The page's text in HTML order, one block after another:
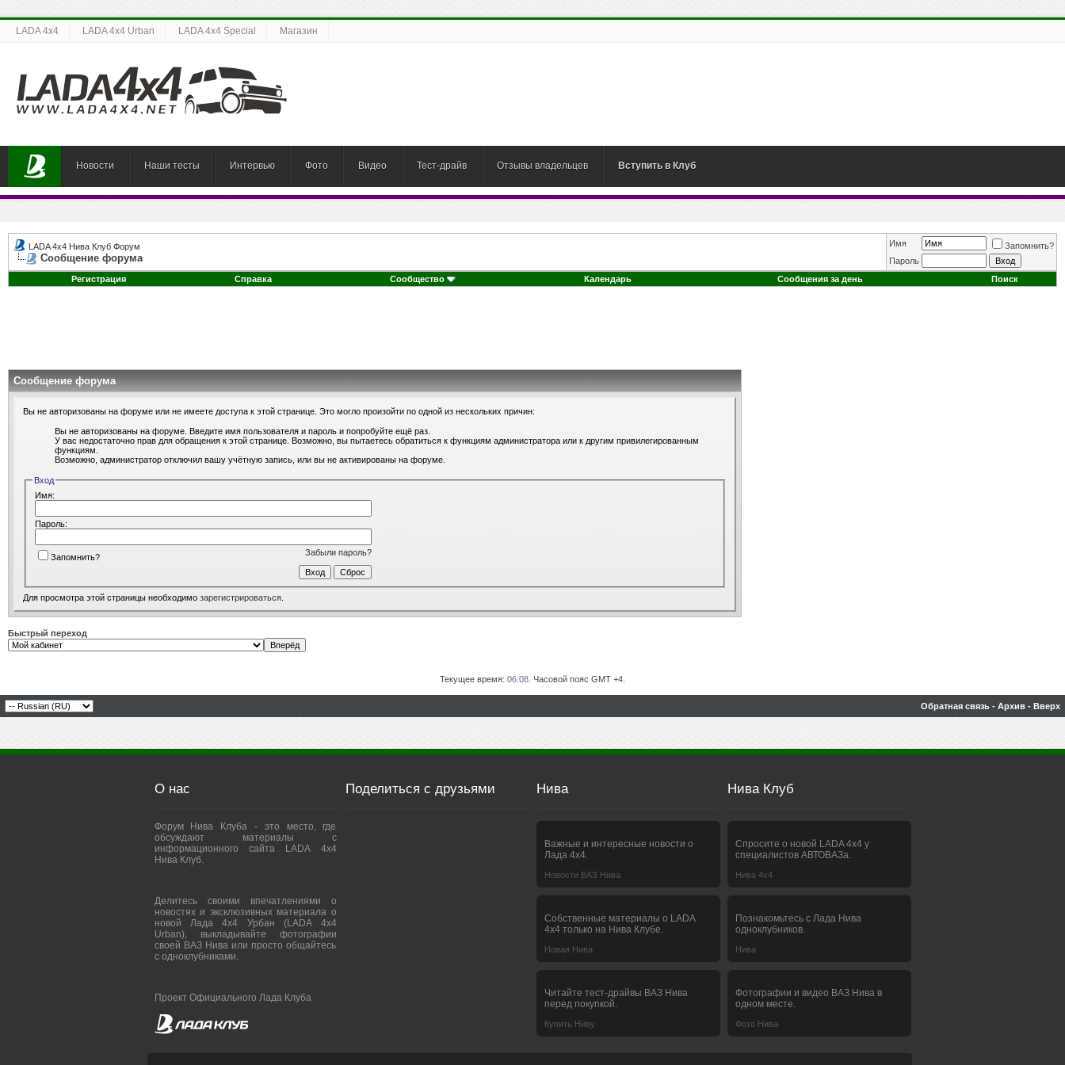
LADA 4x4 LADA 4x4 Urban LADA 4x4 Special Магазин
Новости Наши тесты Интервью Фото Видео Тест-драйв Отзывы владельцев Вступить в Клуб
LADA 4x4 Нива Клуб Форум
Сообщение форума
Имя
Запомнить?
Пароль
Регистрация
Справка Сообщество Календарь Сообщения за день Поиск
Сообщение форума
Вы не авторизованы на форуме или не имеете доступа к этой странице. Это могло произойти по одной из нескольких причин:
Вы не авторизованы на форуме. Введите имя пользователя и пароль и попробуйте ещё раз.
У вас недостаточно прав для обращения к этой странице. Возможно, вы пытаетесь обратиться к функциям администратора или к другим привилегированным
функциям.
Возможно, администратор отключил вашу учётную запись, или вы не активированы на форуме.
Вход
Имя:
Пароль:
Забыли пароль?
Запомнить?
Для просмотра этой страницы необходимо зарегистрироваться
Быстрый переход
Текущее время: 06:08 . Часовой пояс GMT +4.
Обратная связь - Архив - Вверх
О нас
Форум Нива Клуба - это место, где
обсуждают материалы с
информационного сайта LADA 4x4
Нива Клуб.
Делитесь своими впечатлениями о
новостях и эксклюзивных материала о
новой Лада 4х4 Урбан (LADA 4x4
Urban), выкладывайте фотографии
своей ВАЗ Нива или просто общайтесь
с одноклубниками.
Проект Официального Лада Клуба
Поделиться с друзьями Нива
Важные и интересные новости о
Лада 4х4.
Новости ВАЗ Нива
Собственные материалы о LADA
4x4 только на Нива Клубе.
Новая Нива
Читайте тест-драйвы ВАЗ Нива
перед покупкой.
Купить Ниву
Нива Клуб
Спросите о новой LADA 4x4 у
специалистов АВТОВАЗа.
Нива 4х4
Познакомьтесь с Лада Нива
одноклубников.
Нива
Фотографии и видео ВАЗ Нива в
одном месте.
Фото Нива